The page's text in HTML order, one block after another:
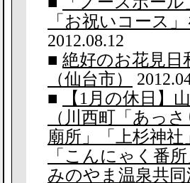
「お祝いコース
2012.08.12
■ 絶好のお花見日
（仙台市）
■
【1月の休日】
（川西町「あっ
廟所」「上杉神
「こんにゃく番
みのやま温泉共